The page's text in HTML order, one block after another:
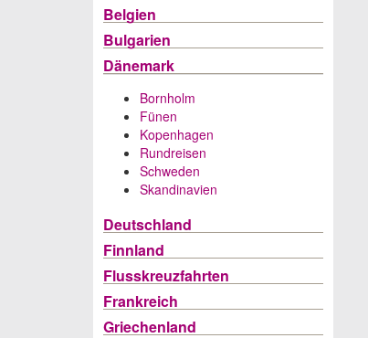
Belgien
Bulgarien
Dänemark
Bornholm
Fünen
Kopenhagen
Rundreisen
Schweden
Skandinavien
Deutschland
Finnland
Flusskreuzfahrten
Frankreich
Griechenland